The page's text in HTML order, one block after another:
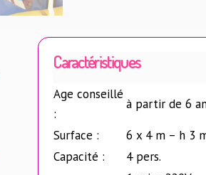
Caractéristiques
Age conseillé
:
à partir de 6
Surface :
6 x 4 m – h 3
Capacité :
4 pers.